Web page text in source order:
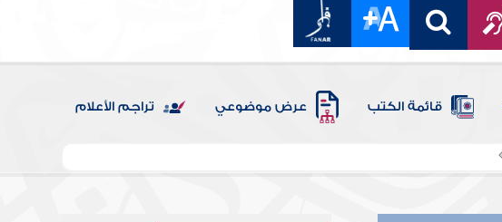
قائمة الكتب عرض موضوعي تراجم الأعلام